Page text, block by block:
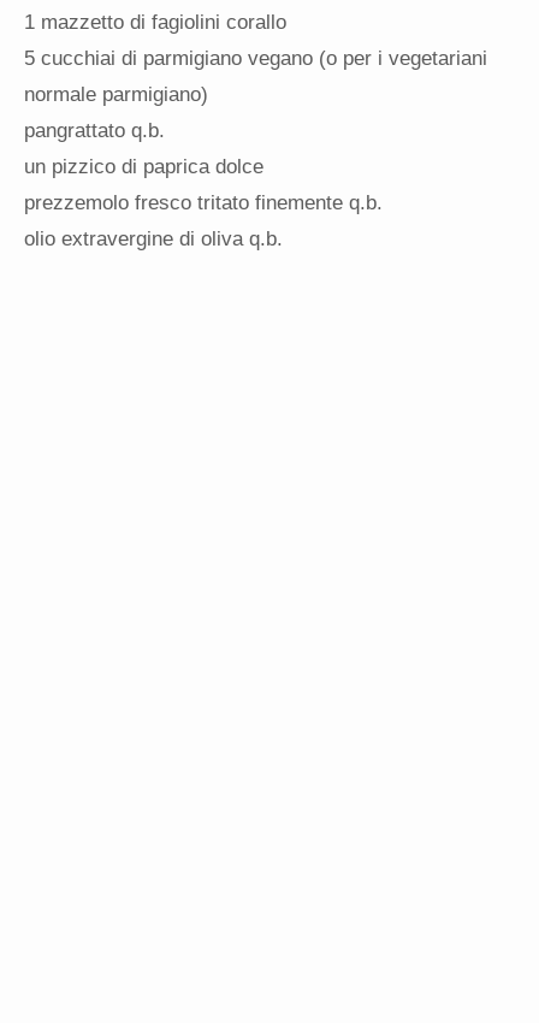
1 mazzetto di fagiolini corallo
5 cucchiai di parmigiano vegano (o per i vegetariani
normale parmigiano)
pangrattato q.b.
un pizzico di paprica dolce
prezzemolo fresco tritato finemente q.b.
olio extravergine di oliva q.b.